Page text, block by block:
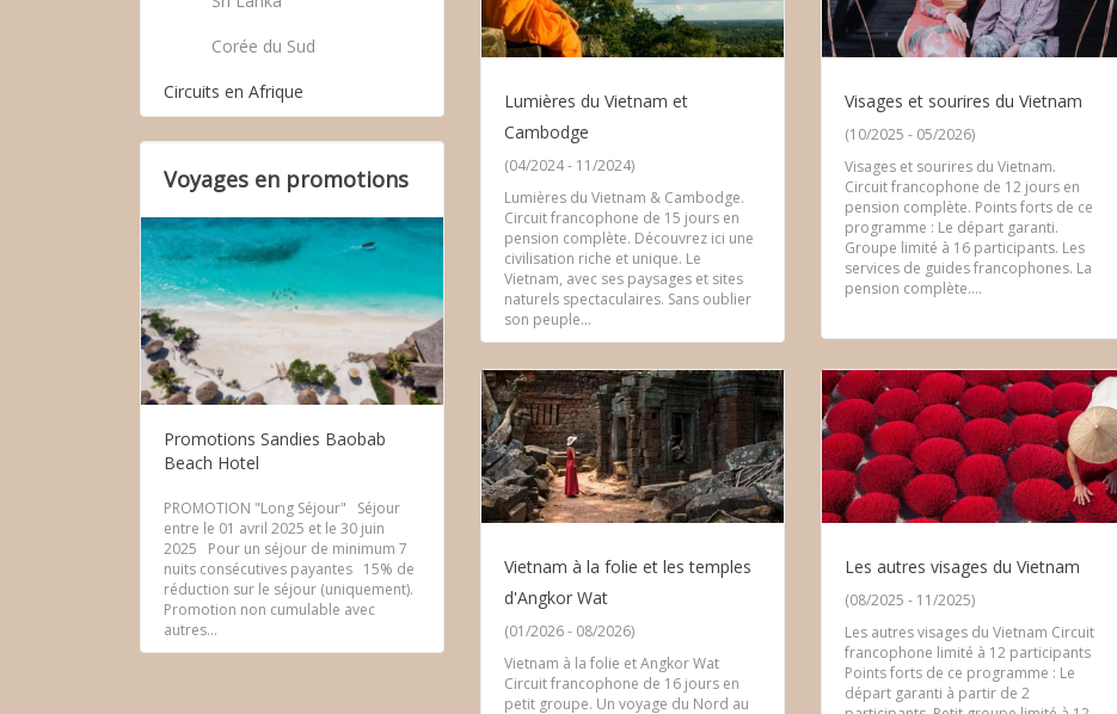
Corée du Sud
Circuits en Afrique
Voyages en promotions
Promotions Sandies Baobab
Beach Hotel
PROMOTION "Long Séjour" Séjour
entre le 01 avril 2025 et le 30 juin
2025 Pour un séjour de minimum 7
nuits consécutives payantes 15% de
réduction sur le séjour (uniquement).
Promotion non cumulable avec
autres...
Lumières du Vietnam et
Cambodge
(04/2024 - 11/2024)
Lumières du Vietnam & Cambodge.
Circuit francophone de 15 jours en
pension complète. Découvrez ici une
civilisation riche et unique. Le
Vietnam, avec ses paysages et sites
naturels spectaculaires. Sans oublier
son peuple...
Visages et sourires du Vietnam
(10/2025 - 05/2026)
Visages et sourires du Vietnam.
Circuit francophone de 12 jours en
pension complète. Points forts de ce
programme : Le départ garanti.
Groupe limité à 16 participants. Les
services de guides francophones. La
pension complète....
Vietnam à la folie et les temples
d'Angkor Wat
(01/2026 - 08/2026)
Vietnam à la folie et Angkor Wat
Circuit francophone de 16 jours en
petit groupe. Un voyage du Nord au
Les autres visages du Vietnam
(08/2025 - 11/2025)
Les autres visages du Vietnam Circuit
francophone limité à 12 participants
Points forts de ce programme : Le
départ garanti à partir de 2